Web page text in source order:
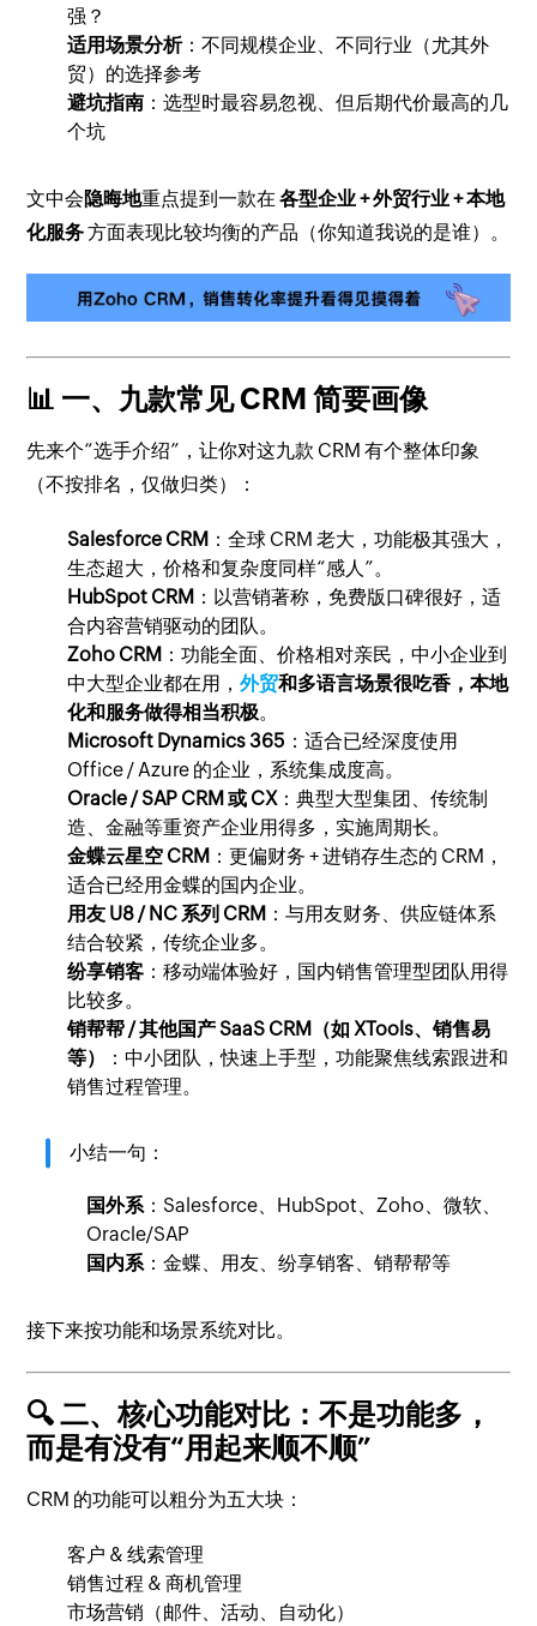
强？
适用场景分析：不同规模企业、不同行业（尤其外
贸）的选择参考
避坑指南 ：选型时最容易忽视、但后期代价最高的几
个坑
文中会隐晦地重点提到一款在各型企业 + 外贸行业 + 本地
化服务方面表现比较均衡的产品（你知道我说的是谁）。
📊 一、九款常见 CRM 简要画像
先来个“选手介绍”，让你对这九款 CRM 有个整体印象
（不按排名，仅做归类）：
Salesforce CRM ：全球 CRM 老大，功能极其强大，
生态超大，价格和复杂度同样“感人”。
HubSpot CRM ：以营销著称，免费版口碑很好，适
合内容营销驱动的团队。
Zoho CRM ：功能全面、价格相对亲民，中小企业到
中大型企业都在用，外贸和多语言场景很吃香，本地
化和服务做得相当积极。
Microsoft Dynamics 365 ：适合已经深度使用
Office / Azure 的企业，系统集成度高。
Oracle / SAP CRM 或 CX：典型大型集团、传统制
造、金融等重资产企业用得多，实施周期长。
金蝶云星空 CRM ：更偏财务 + 进销存生态的 CRM，
适合已经用金蝶的国内企业。
用友 U8 / NC 系列 CRM ：与用友财务、供应链体系
结合较紧，传统企业多。
纷享销客 ：移动端体验好，国内销售管理型团队用得
比较多。
销帮帮 / 其他国产 SaaS CRM（如 XTools、销售易
等）
：中小团队，快速上手型，功能聚焦线索跟进和
销售过程管理。
小结一句：
国外系：Salesforce、HubSpot、Zoho、微软、
Oracle/SAP
国内系：金蝶、用友、纷享销客、销帮帮等
接下来按功能和场景系统对比。
🔍 二、核心功能对比：不是功能多，
而是有没有“用起来顺不顺”
CRM 的功能可以粗分为五大块：
客户 & 线索管理
销售过程 & 商机管理
市场营销（邮件、活动、自动化）